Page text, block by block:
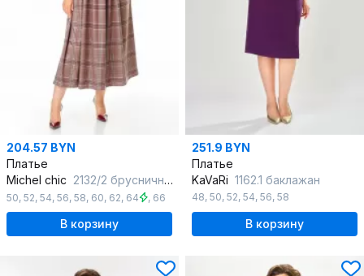
204.57 BYN
Платье
Michel chic 2132/2 брусничный_клетка
50, 52, 54, 56, 58, 60, 62, 64 , 66
В корзину
251.9 BYN
Платье
KaVaRi 1162.1 баклажан
48, 50, 52, 54, 56, 58
В корзину